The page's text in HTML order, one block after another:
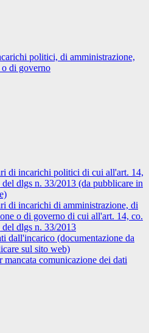
politici, di amministrazione,
di governo
di incarichi politici di cui all'art. 14,
del dlgs n. 33/2013 (da pubblicare in
di incarichi di amministrazione, di
o di governo di cui all'art. 14, co.
del dlgs n. 33/2013
dall'incarico (documentazione da
sul sito web)
mancata comunicazione dei dati